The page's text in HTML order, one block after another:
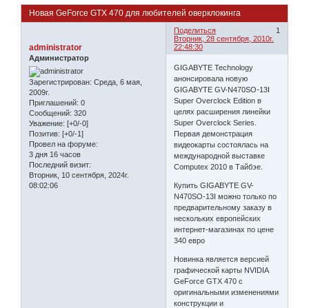
Новая GeForce GTX 470 для любителей оверклокинга
Поделиться
1
Вторник, 28 сентября, 2010г.
22:48:30
administrator
Администратор
Зарегистрирован: Среда, 6 мая,
2009г.
Приглашений: 0
Сообщений: 320
Уважение: [+0/-0]
Позитив: [+0/-1]
Провел на форуме:
3 дня 16 часов
Последний визит:
Вторник, 10 сентября, 2024г.
08:02:06
GIGABYTE Technology
анонсировала новую
GIGABYTE GV-N470SO-13I
Super Overclock Edition в
целях расширения линейки
Super Overclock Series.
Первая демонстрация
видеокарты состоялась на
международной выставке
Computex 2010 в Тайбэе.
Купить GIGABYTE GV-
N470SO-13I можно только по
предварительному заказу в
нескольких европейских
интернет-магазинах по цене
340 евро
Новинка является версией
графической карты NVIDIA
GeForce GTX 470 с
оригинальными изменениями
конструкции и